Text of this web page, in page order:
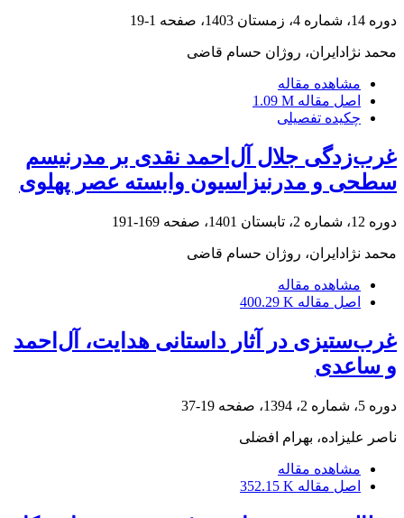
دوره 14، شماره 4، زمستان 1403، صفحه 1-19
محمد نژادایران، روژان حسام قاضی
مشاهده مقاله
اصل مقاله 1.09 M
چکیده تفصیلی
غرب‌زدگی جلال آل‌احمد نقدی بر مدرنیسم
سطحی و مدرنیزاسیون وابسته عصر پهلوی
دوره 12، شماره 2، تابستان 1401، صفحه 169-191
محمد نژادایران، روژان حسام قاضی
مشاهده مقاله
اصل مقاله 400.29 K
غرب‌ستیزی در آثار داستانی هدایت، آل‌احمد
و ساعدی
دوره 5، شماره 2، 1394، صفحه 19-37
ناصر علیزاده، بهرام افضلی
مشاهده مقاله
اصل مقاله 352.15 K